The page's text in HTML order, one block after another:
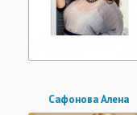
Сафонова Алена